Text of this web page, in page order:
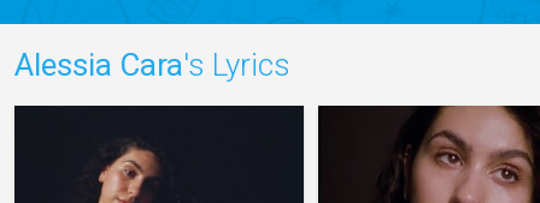
Alessia Cara's Lyrics